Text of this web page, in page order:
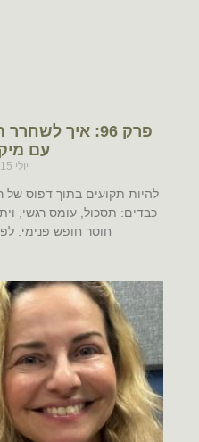
פרק 96: איך
עם
יולי 15, 2026
להיות תקועים בתוך דפוס של
כבדים: תסכול, עומס רגשי,
חוסר חופש פנימי.